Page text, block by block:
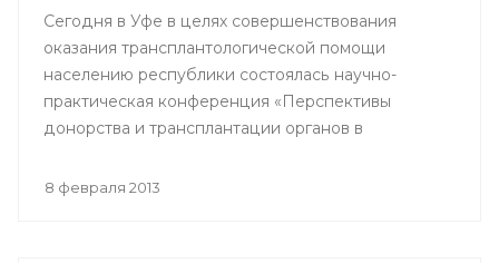
Сегодня в Уфе в целях совершенствования
оказания трансплантологической помощи
населению республики состоялась научно-
практическая конференция «Перспективы
донорства и трансплантации органов в
8 февраля 2013